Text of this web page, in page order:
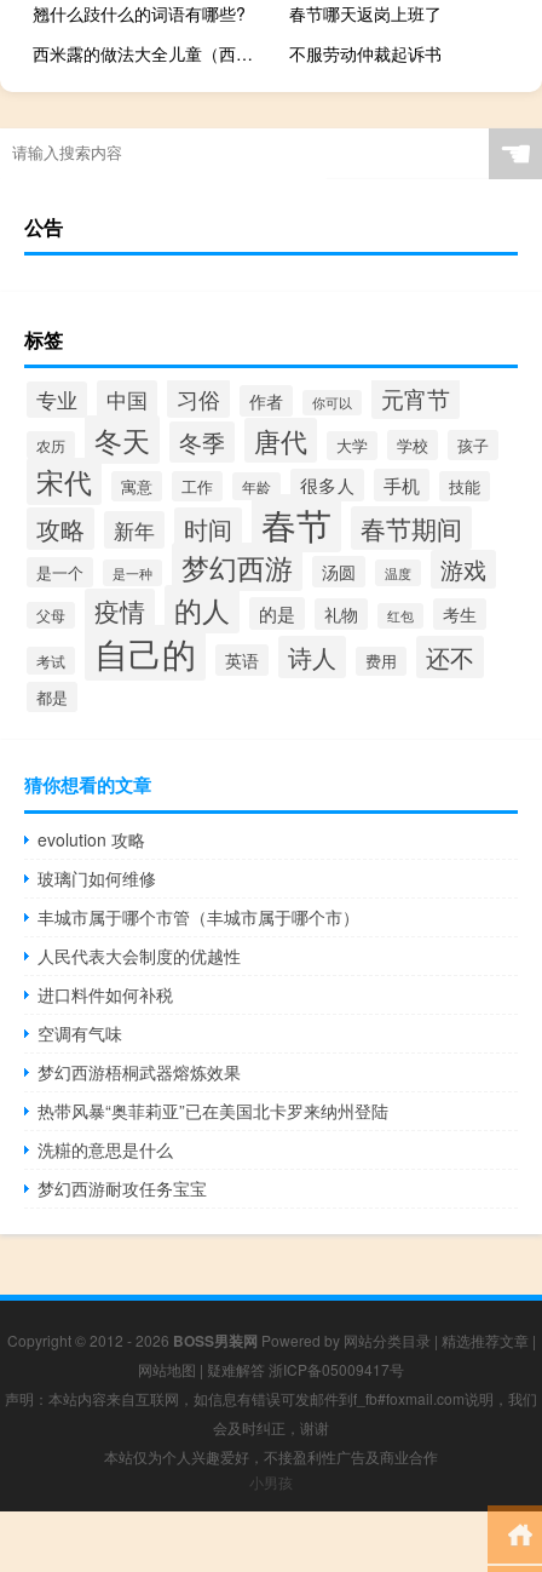
翘什么跂什么的词语有哪些?
春节哪天返岗上班了
西米露的做法大全儿童（西米露的做法）
不服劳动仲裁起诉书
☚
公告
标签
专业 中国 习俗 作者 你可以 元宵节
农历 冬天 冬季 唐代 大学 学校 孩子
宋代 寓意 工作 年龄 很多人 手机 技能
攻略 新年 时间 春节 春节期间
是一个 是一种 梦幻西游 汤圆 温度 游戏
父母 疫情 的人 的是 礼物 红包 考生
考试 自己的 英语 诗人 费用 还不
都是
猜你想看的文章
evolution 攻略
玻璃门如何维修
丰城市属于哪个市管（丰城市属于哪个市）
人民代表大会制度的优越性
进口料件如何补税
空调有气味
梦幻西游梧桐武器熔炼效果
热带风暴“奥菲莉亚”已在美国北卡罗来纳州登陆
洗糚的意思是什么
梦幻西游耐攻任务宝宝
Copyright © 2012 - 2026 BOSS男装网 Powered by 网站分类目录 | 精选推荐文章 |
网站地图 | 疑难解答 浙ICP备05009417号
声明：本站内容来自互联网，如信息有错误可发邮件到f_fb#foxmail.com说明，我们
会及时纠正，谢谢
本站仅为个人兴趣爱好，不接盈利性广告及商业合作
小男孩